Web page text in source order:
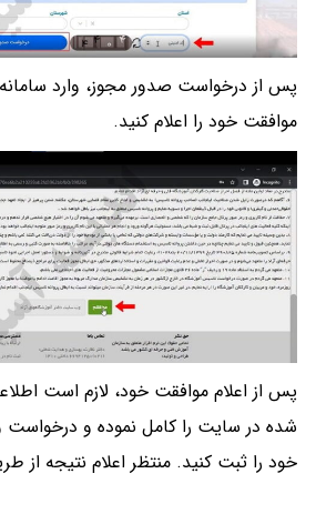
پس از درخواست صدور مجوز، وارد
موافقت خود را اعلام کنید.
پس از اعلام موافقت خود، لازم است
شده در سایت را کامل نموده و درخواست
خود را ثبت کنید. منتظر اعلام نتیجه از